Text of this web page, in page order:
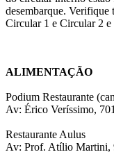
desembarque. Verifique
Circular 1 e Circular 2 e
ALIMENTAÇÃO
Podium Restaurante
Av: Érico Veríssimo,
Restaurante Aulus
Av: Prof. Atílio Martini,